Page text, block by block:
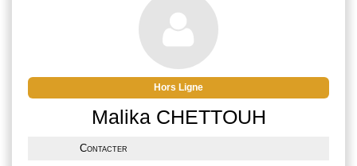
Hors Ligne
Malika CHETTOUH
Contacter